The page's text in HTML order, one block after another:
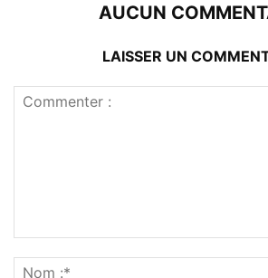
AUCUN
LAISSER UN